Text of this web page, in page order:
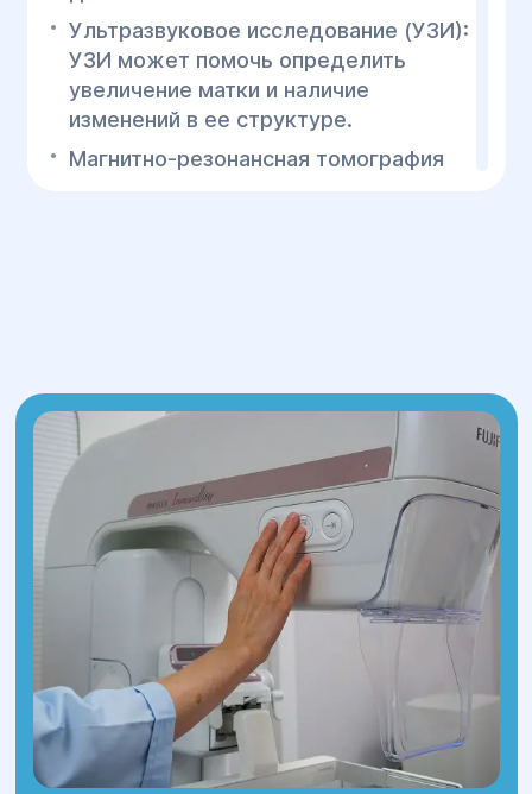
Ультразвуковое исследование (УЗИ):
УЗИ может помочь определить
увеличение матки и наличие
изменений в ее структуре.
Магнитно-резонансная томография
исключения других заболеваний,
таких как полипы или миомы.